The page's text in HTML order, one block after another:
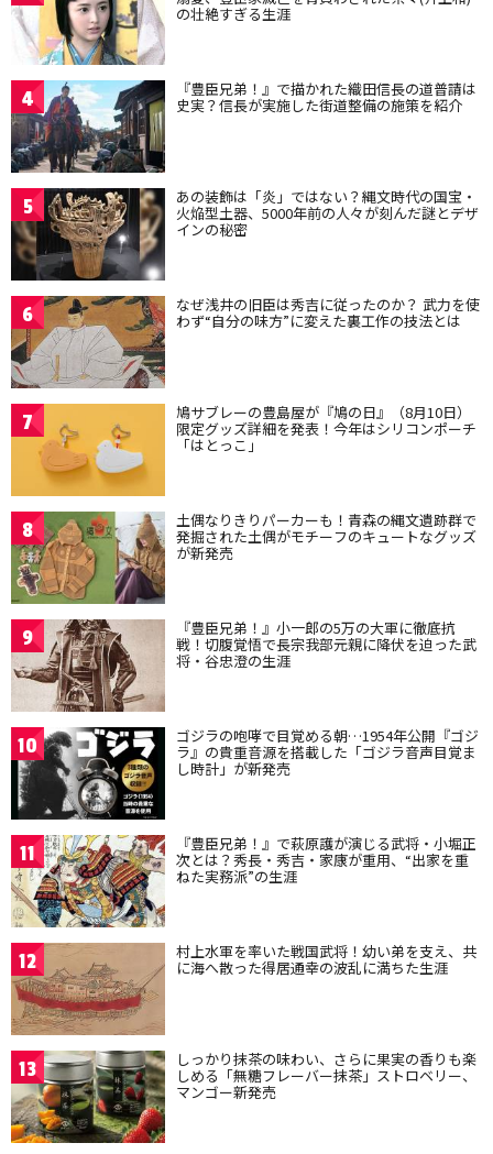
の壮絶すぎる生涯
4 『豊臣兄弟！』で描かれた織田信長の道普請は
史実？信長が実施した街道整備の施策を紹介
5 あの装飾は「炎」ではない？縄文時代の国宝・
火焔型土器、5000年前の人々が刻んだ謎とデザ
インの秘密
6 なぜ浅井の旧臣は秀吉に従ったのか？ 武力を使
わず“自分の味方”に変えた裏工作の技法とは
7 鳩サブレーの豊島屋が『鳩の日』（8月10日）
限定グッズ詳細を発表！今年はシリコンポーチ
「はとっこ」
8 土偶なりきりパーカーも！青森の縄文遺跡群で
発掘された土偶がモチーフのキュートなグッズ
が新発売
9 『豊臣兄弟！』小一郎の5万の大軍に徹底抗
戦！切腹覚悟で長宗我部元親に降伏を迫った武
将・谷忠澄の生涯
10 ゴジラの咆哮で目覚める朝…1954年公開『ゴジ
ラ』の貴重音源を搭載した「ゴジラ音声目覚ま
し時計」が新発売
11 『豊臣兄弟！』で萩原護が演じる武将・小堀正
次とは？秀長・秀吉・家康が重用、“出家を重
ねた実務派”の生涯
12 村上水軍を率いた戦国武将！幼い弟を支え、共
に海へ散った得居通幸の波乱に満ちた生涯
13 しっかり抹茶の味わい、さらに果実の香りも楽
しめる「無糖フレーバー抹茶」ストロベリー、
マンゴー新発売